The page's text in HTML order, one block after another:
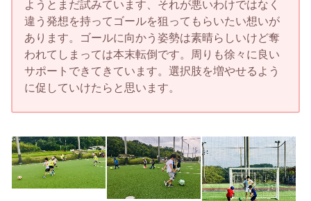
ようとまだ試みています、それが悪いわけではなく
違う発想を持ってゴールを狙ってもらいたい想いが
あります。ゴールに向かう姿勢は素晴らしいけど奪
われてしまっては本末転倒です。周りも徐々に良い
サポートできてきています。選択肢を増やせるよう
に促していけたらと思います。